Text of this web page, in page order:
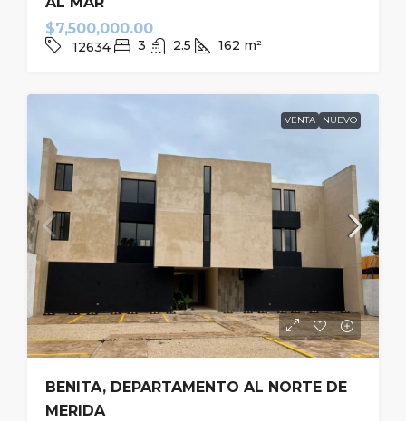
$7,500,000.00
12634 3 2.5 162 m²
VENTA NUEVO
BENITA, DEPARTAMENTO AL NORTE DE
MERIDA